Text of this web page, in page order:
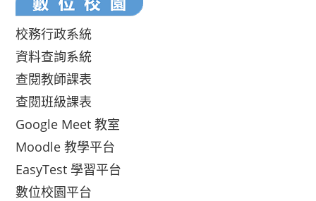
校務行政系統
資料查詢系統
查閱教師課表
查閱班級課表
Google Meet 教室
Moodle 教學平台
EasyTest 學習平台
數位校園平台